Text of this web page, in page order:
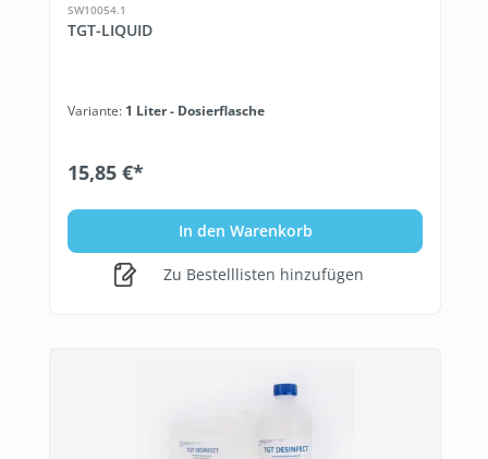
SW10054.1
TGT-LIQUID
Variante: 1 Liter - Dosierflasche
15,85 €*
In den Warenkorb
Zu Bestelllisten hinzufügen